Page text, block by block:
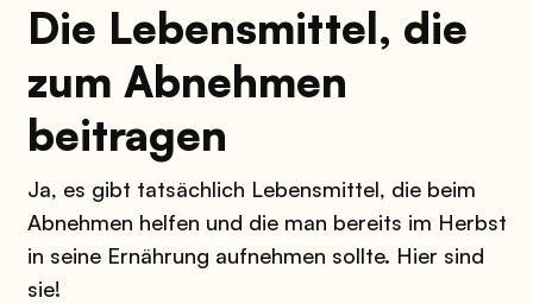
Die Lebensmittel, die
zum Abnehmen
beitragen
Ja, es gibt tatsächlich Lebensmittel, die beim
Abnehmen helfen und die man bereits im Herbst
in seine Ernährung aufnehmen sollte. Hier sind
sie!